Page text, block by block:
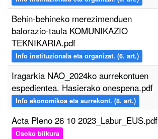
Behin-behineko merezimenduen
balorazio-taula KOMUNIKAZIO
TEKNIKARIA.pdf
Info instituzionala eta organizat. (6. art.)
Iragarkia NAO_2024ko aurrekontuen
espedientea. Hasierako onespena.pdf
Info ekonomikoa eta aurrekont. (8. art.)
Acta Pleno 26 10 2023_Labur_EUS.pdf
Osoko bilkura